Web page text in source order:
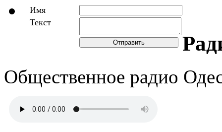
Имя
Текст
Отправить
Общественное радио